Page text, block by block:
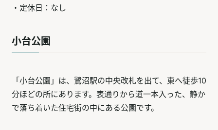
・定休日：なし
小台公園
「小台公園」は、鷺沼駅の中央改札を出て、東へ徒歩10
分ほどの所にあります。表通りから道一本入った、静か
で落ち着いた住宅街の中にある公園です。